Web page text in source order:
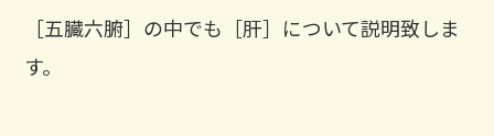
［五臓六腑］の中でも［肝］について説明致しま
す。